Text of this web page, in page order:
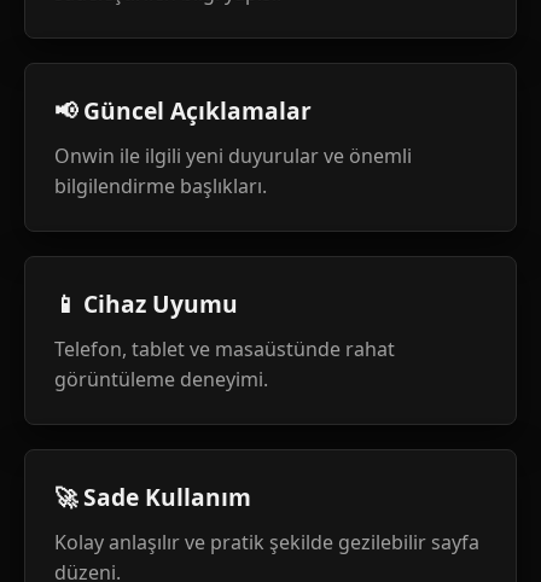
📢 Güncel Açıklamalar
Onwin ile ilgili yeni duyurular ve önemli
bilgilendirme başlıkları.
📱 Cihaz Uyumu
Telefon, tablet ve masaüstünde rahat
görüntüleme deneyimi.
🚀 Sade Kullanım
Kolay anlaşılır ve pratik şekilde gezilebilir sayfa
düzeni.